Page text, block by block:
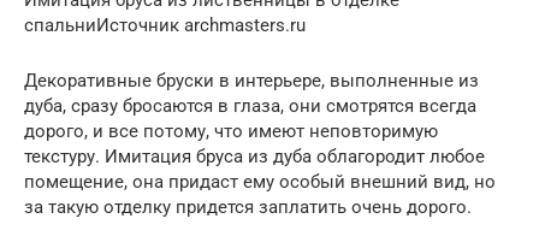
спальниИсточник archmasters.ru
Декоративные бруски в интерьере, выполненные из
дуба, сразу бросаются в глаза, они смотрятся всегда
дорого, и все потому, что имеют неповторимую
текстуру. Имитация бруса из дуба облагородит любое
помещение, она придаст ему особый внешний вид, но
за такую отделку придется заплатить очень дорого.